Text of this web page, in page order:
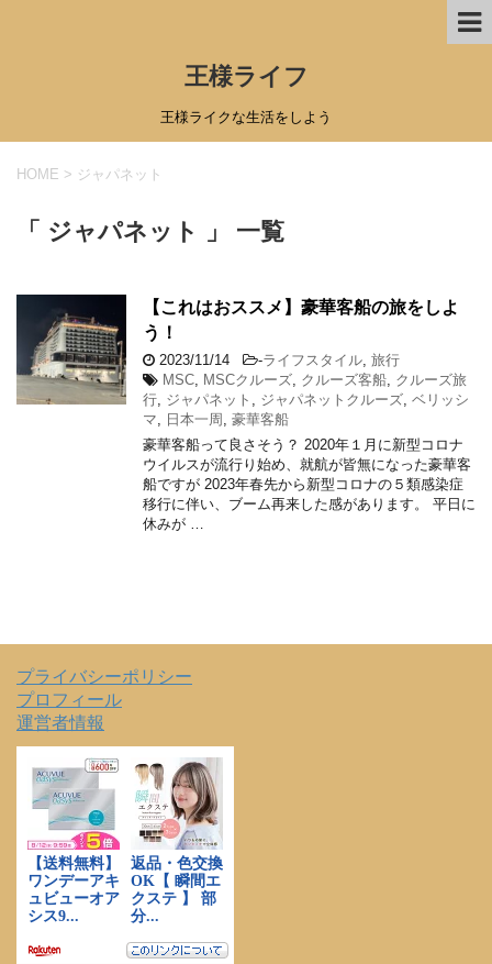
王様ライフ
王様ライクな生活をしよう
HOME > ジャパネット
「 ジャパネット 」 一覧
【これはおススメ】豪華客船の旅をしよ
う！
2023/11/14 -ライフスタイル 旅行
MSC MSCクルーズ クルーズ客船 クルーズ旅
行 ジャパネット ジャパネットクルーズ ベリッシ
マ
日本一周 豪華客船
豪華客船って良さそう？ 2020年１月に新型コロナ
ウイルスが流行り始め、就航が皆無になった豪華客
船ですが 2023年春先から新型コロナの５類感染症
移行に伴い、ブーム再来した感があります。 平日に
休みが …
プライバシーポリシー
プロフィール
運営者情報